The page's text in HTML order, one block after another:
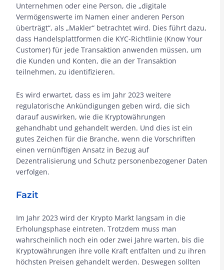
Unternehmen oder eine Person, die „digitale
Vermögenswerte im Namen einer anderen Person
überträgt“, als „Makler“ betrachtet wird. Dies führt dazu,
dass Handelsplattformen die KYC-Richtlinie (Know Your
Customer) für jede Transaktion anwenden müssen, um
die Kunden und Konten, die an der Transaktion
teilnehmen, zu identifizieren.
Es wird erwartet, dass es im Jahr 2023 weitere
regulatorische Ankündigungen geben wird, die sich
darauf auswirken, wie die Kryptowährungen
gehandhabt und gehandelt werden. Und dies ist ein
gutes Zeichen für die Branche, wenn die Vorschriften
einen vernünftigen Ansatz in Bezug auf
Dezentralisierung und Schutz personenbezogener Daten
verfolgen.
Fazit
Im Jahr 2023 wird der Krypto Markt langsam in die
Erholungsphase eintreten. Trotzdem muss man
wahrscheinlich noch ein oder zwei Jahre warten, bis die
Kryptowährungen ihre volle Kraft entfalten und zu ihren
höchsten Preisen gehandelt werden. Deswegen sollten